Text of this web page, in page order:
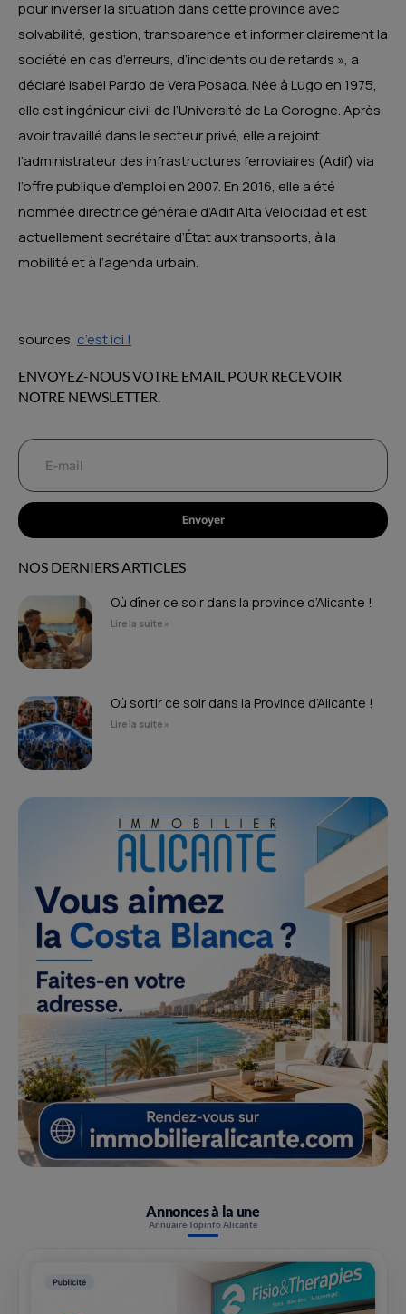
pour inverser la situation dans cette province avec
solvabilité, gestion, transparence et informer clairement la
société en cas d’erreurs, d’incidents ou de retards », a
déclaré Isabel Pardo de Vera Posada. Née à Lugo en 1975,
elle est ingénieur civil de l’Université de La Corogne. Après
avoir travaillé dans le secteur privé, elle a rejoint
l’administrateur des infrastructures ferroviaires (Adif) via
l’offre publique d’emploi en 2007. En 2016, elle a été
nommée directrice générale d’Adif Alta Velocidad et est
actuellement secrétaire d’État aux transports, à la
mobilité et à l’agenda urbain.
sources, c’est ici !
ENVOYEZ-NOUS VOTRE EMAIL POUR RECEVOIR
NOTRE NEWSLETTER.
Envoyer
NOS DERNIERS ARTICLES
Où dîner ce soir dans la province d’Alicante !
Lire la suite »
Où sortir ce soir dans la Province d’Alicante !
Lire la suite »
Annonces à la une
Annuaire Topinfo Alicante